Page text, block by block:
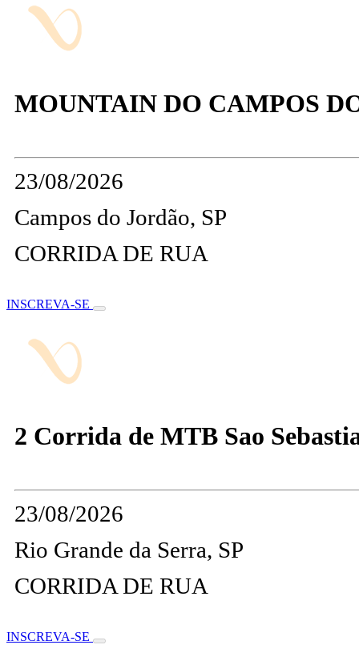
MOUNTAIN DO CAMPOS
23/08/2026
Campos do Jordão, SP
CORRIDA DE RUA
INSCREVA-SE
2 Corrida de MTB Sao
23/08/2026
Rio Grande da Serra, SP
CORRIDA DE RUA
INSCREVA-SE